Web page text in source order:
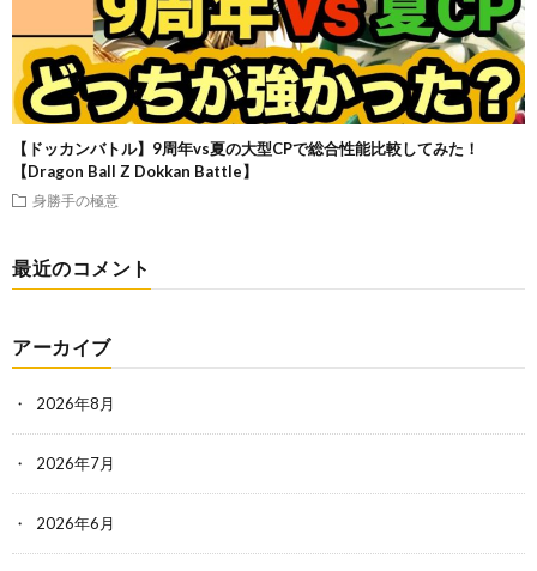
【ドッカンバトル】9周年vs夏の大型CPで総合性能比較してみた！
【Dragon Ball Z Dokkan Battle】
身勝手の極意
最近のコメント
アーカイブ
2026年8月
2026年7月
2026年6月